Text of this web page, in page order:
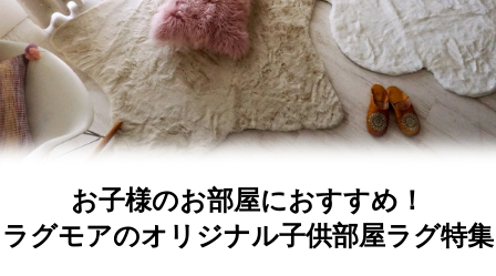
お子様のお部屋におすすめ！
ラグモアのオリジナル子供部屋ラグ特集